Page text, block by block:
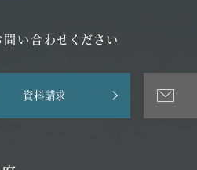
い合わせください
資料請求